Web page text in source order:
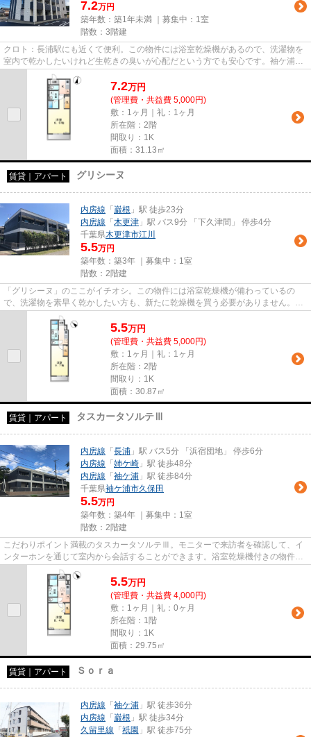
7.2万円
築年数：築1年未満 ｜募集中： 1室
階数：3階建
クロト：長浦駅にも近くて便利。この物件には浴室乾燥機があるので、洗濯物を
室内で乾かしたいけれど生乾きの臭いが心配だという方でも安心です。袖ケ浦市
エリアにある賃貸情報のこと...
7.2万円
(管理費・共益費 5,000円)
敷：1ヶ月｜礼：1ヶ月
所在階：2階
間取り：1K
面積：31.13㎡
賃貸｜アパート グリシーヌ
内房線 「 巌根 」駅 徒歩23分
内房線 「 木更津 」駅 バス9分 「下久津間」 停歩4分
千葉県木更津市江川
5.5万円
築年数：築3年 ｜募集中： 1室
階数：2階建
「グリシーヌ」のここがイチオシ。この物件には浴室乾燥機が備わっているの
で、洗濯物を素早く乾かしたい方も、新たに乾燥機を買う必要がありません。知
らない人が来た時でも玄関を開...
5.5万円
(管理費・共益費 5,000円)
敷：1ヶ月｜礼：1ヶ月
所在階：2階
間取り：1K
面積：30.87㎡
賃貸｜アパート タスカータソルテⅢ
内房線 「 長浦 」駅 バス5分 「浜宿団地」 停歩6分
内房線 「 姉ケ崎 」駅 徒歩48分
内房線 「 袖ケ浦 」駅 徒歩84分
千葉県袖ケ浦市久保田
5.5万円
築年数：築4年 ｜募集中： 1室
階数：2階建
こだわりポイント満載のタスカータソルテⅢ。モニターで来訪者を確認して、イ
ンターホンを通じて室内から会話することができます。浴室乾燥機付きの物件な
ので、浴室乾燥機をつけて湿気...
5.5万円
(管理費・共益費 4,000円)
敷：1ヶ月｜礼：0ヶ月
所在階：1階
間取り：1K
面積：29.75㎡
賃貸｜アパート Ｓｏｒａ
内房線 「 袖ケ浦 」駅 徒歩36分
内房線 「 巌根 」駅 徒歩34分
久留里線 「 祇園 」駅 徒歩75分